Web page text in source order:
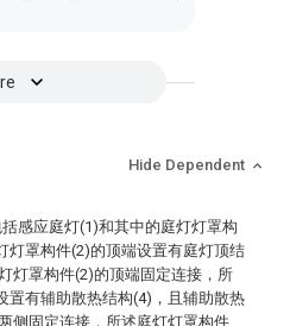
Hide Dependent
感应庭灯(1)和其中的庭灯灯罩构
灯罩构件(2)的顶端设置有庭灯顶结
灯罩构件(2)的顶端固定连接，所
置有辅助散热结构(4)，且辅助散热
侧固定连接，所述庭灯灯罩构件